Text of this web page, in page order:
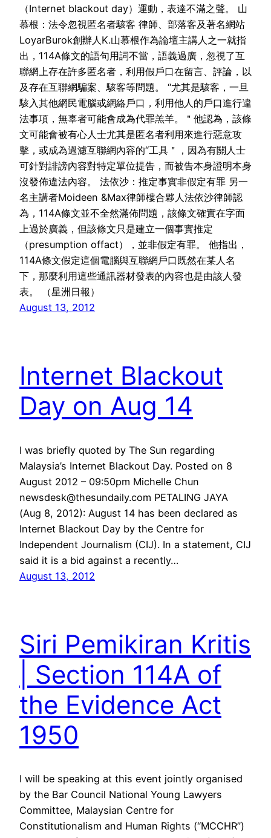
（Internet blackout day）運動，表達不滿之聲。 山
慕根：法令忽視匿名者駭客 律師、部落客及著名網站
LoyarBurok創辦人K.山慕根作為論壇主講人之一就指
出，114A條文的語句用詞不當，語義過廣，忽視了互
聯網上存在許多匿名者，利用假戶口在留言、評論，以
及存在互聯網騙案、駭客等問題。 “尤其是駭客，一旦
駭入其他網民電腦或網絡戶口，利用他人的戶口進行違
法事項，無辜者可能會成為代罪羔羊。＂他認為，該條
文可能會被有心人士尤其是匿名者利用來進行惡意攻
擊，或成為過濾互聯網內容的“工具＂，因為有關人士
可針對誹謗內容對特定單位提告，而被告本身證明本身
沒發佈違法內容。 法依沙：推定事實非假定有罪 另一
名主講者Moideen &Max律師樓合夥人法依沙律師認
為，114A條文並不全然滿佈問題，該條文確實在字面
上過於廣義，但該條文只是建立一個事實推定
（presumption offact），並非假定有罪。 他指出，
114A條文假定這個電腦與互聯網戶口既然在某人名
下，那麼利用這些通訊器材發表的內容也是由該人發
表。 （星洲日報）
August 13, 2012
Internet Blackout
Day on Aug 14
I was briefly quoted by The Sun regarding
Malaysia’s Internet Blackout Day. Posted on 8
August 2012 – 09:50pm Michelle Chun
newsdesk@thesundaily.com PETALING JAYA
(Aug 8, 2012): August 14 has been declared as
Internet Blackout Day by the Centre for
Independent Journalism (CIJ). In a statement, CIJ
said it is a bid against a recently…
August 13, 2012
Siri Pemikiran Kritis
| Section 114A of
the Evidence Act
1950
I will be speaking at this event jointly organised
by the Bar Council National Young Lawyers
Committee, Malaysian Centre for
Constitutionalism and Human Rights (“MCCHR”)